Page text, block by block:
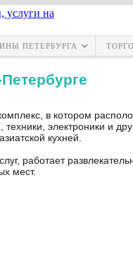
ПЕТЕРБУРГА
в котором
электроники и
кухней.
работает
мест.